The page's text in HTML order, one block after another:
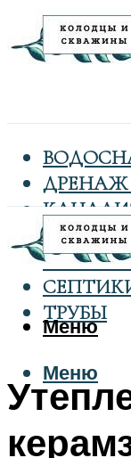
ДРЕНАЖ
ТРУБЫ
Меню
Меню